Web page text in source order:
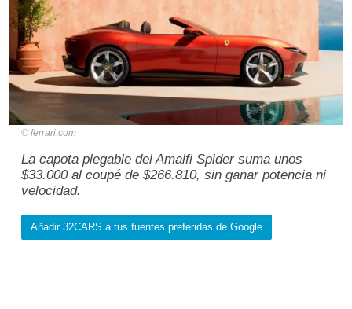
ferrari.com
La capota plegable del Amalfi Spider suma unos
$33.000 al coupé de $266.810, sin ganar potencia ni
velocidad.
Añadir 32CARS a tus fuentes preferidas de Google